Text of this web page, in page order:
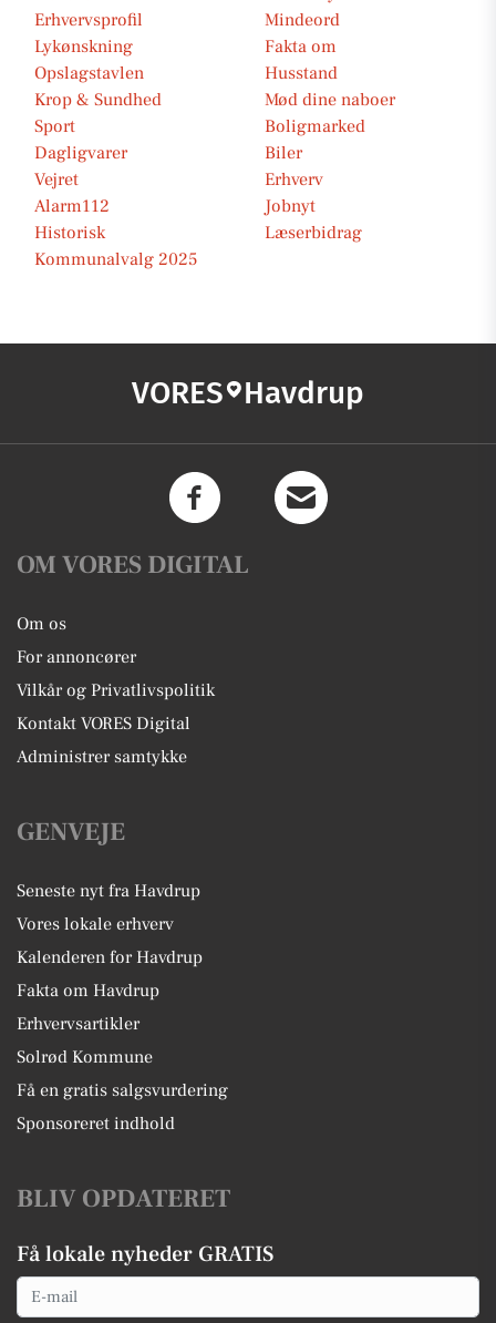
Erhvervsprofil
Mindeord
Lykønskning
Fakta om
Opslagstavlen
Husstand
Krop & Sundhed
Mød dine naboer
Sport
Boligmarked
Dagligvarer
Biler
Vejret
Erhverv
Alarm112
Jobnyt
Historisk
Læserbidrag
Kommunalvalg 2025
VORES Havdrup
OM VORES DIGITAL
Om os
For annoncører
Vilkår og Privatlivspolitik
Kontakt VORES Digital
Administrer samtykke
GENVEJE
Seneste nyt fra Havdrup
Vores lokale erhverv
Kalenderen for Havdrup
Fakta om Havdrup
Erhvervsartikler
Solrød Kommune
Få en gratis salgsvurdering
Sponsoreret indhold
BLIV OPDATERET
Få lokale nyheder GRATIS
Email